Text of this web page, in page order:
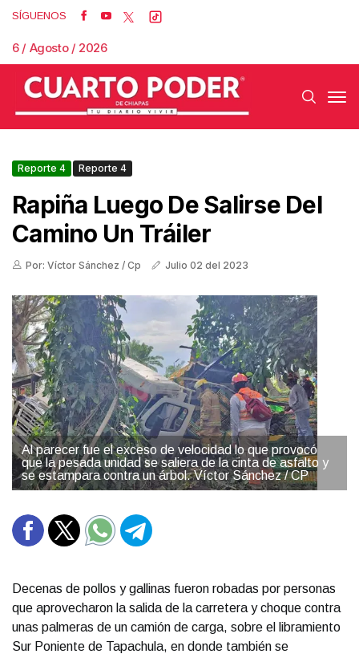
SÍGUENOS
6 / Agosto / 2026
Reporte 4 Reporte 4
Rapiña Luego De Salirse Del
Camino Un Tráiler
Por: Víctor Sánchez / Cp Julio 02 del 2023
Al parecer fue el exceso de velocidad lo que provocó
que la pesada unidad se saliera de la cinta de asfalto y
se estampara contra un árbol. Víctor Sánchez / CP
Decenas de pollos y gallinas fueron robadas por personas
que aprovecharon la salida de la carretera y choque contra
unas palmeras de un camión de carga, sobre el libramiento
Sur Poniente de Tapachula, en donde también se